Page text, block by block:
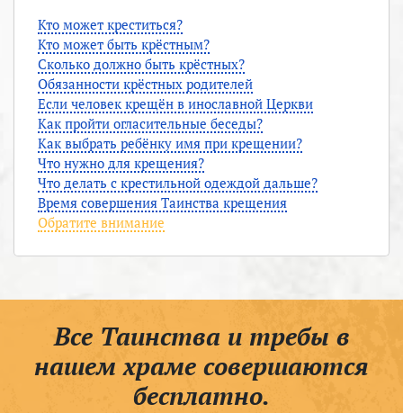
Кто может креститься?
Кто может быть крёстным?
Сколько должно быть крёстных?
Обязанности крёстных родителей
Если человек крещён в инославной Церкви
Как пройти огласительные беседы?
Как выбрать ребёнку имя при крещении?
Что нужно для крещения?
Что делать с крестильной одеждой дальше?
Время совершения Таинства крещения
Обратите внимание
Все Таинства и требы в
нашем храме совершаются
бесплатно.